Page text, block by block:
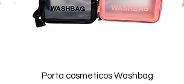
Porta cosmeticos Washbag